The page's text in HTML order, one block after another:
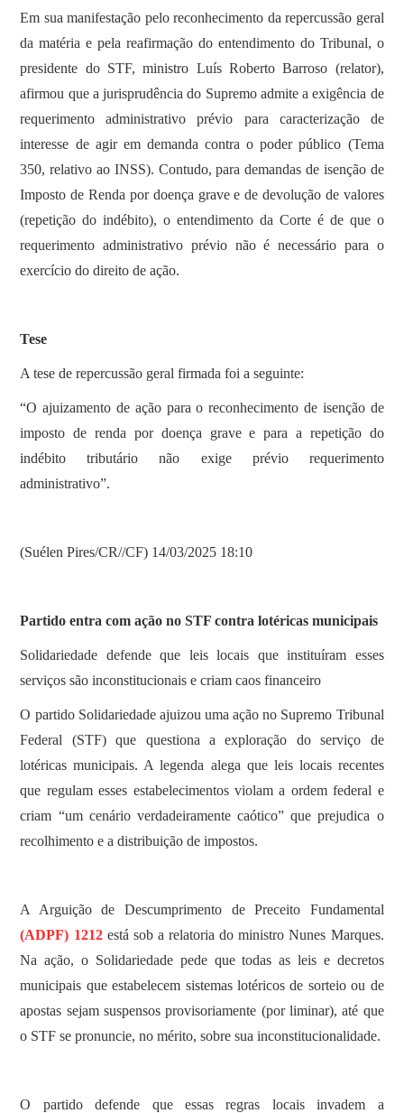
Em sua manifestação pelo reconhecimento da repercussão geral
da matéria e pela reafirmação do entendimento do Tribunal, o
presidente do STF, ministro Luís Roberto Barroso (relator),
afirmou que a jurisprudência do Supremo admite a exigência de
requerimento administrativo prévio para caracterização de
interesse de agir em demanda contra o poder público (Tema
350, relativo ao INSS). Contudo, para demandas de isenção de
Imposto de Renda por doença grave e de devolução de valores
(repetição do indébito), o entendimento da Corte é de que o
requerimento administrativo prévio não é necessário para o
exercício do direito de ação.
Tese
A tese de repercussão geral firmada foi a seguinte:
“O ajuizamento de ação para o reconhecimento de isenção de
imposto de renda por doença grave e para a repetição do
indébito tributário não exige prévio requerimento
administrativo”.
(Suélen Pires/CR//CF) 14/03/2025 18:10
Partido entra com ação no STF contra lotéricas municipais
Solidariedade defende que leis locais que instituíram esses
serviços são inconstitucionais e criam caos financeiro
O partido Solidariedade ajuizou uma ação no Supremo Tribunal
Federal (STF) que questiona a exploração do serviço de
lotéricas municipais. A legenda alega que leis locais recentes
que regulam esses estabelecimentos violam a ordem federal e
criam “um cenário verdadeiramente caótico” que prejudica o
recolhimento e a distribuição de impostos.
A Arguição de Descumprimento de Preceito Fundamental
(ADPF) 1212está sob a relatoria do ministro Nunes Marques.
Na ação, o Solidariedade pede que todas as leis e decretos
municipais que estabelecem sistemas lotéricos de sorteio ou de
apostas sejam suspensos provisoriamente (por liminar), até que
o STF se pronuncie, no mérito, sobre sua inconstitucionalidade.
O partido defende que essas regras locais invadem a